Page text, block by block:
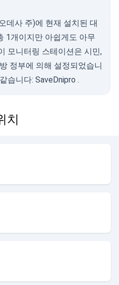
데사 주)에 현재 설치된 대
1개이지만 아쉽게도 아무
모니터링 스테이션은 시민,
정부에 의해 설정되었습니
습니다: SaveDnipro .
치